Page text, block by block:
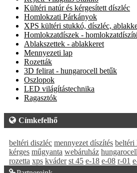
Kültéri natúr és kérgesített díszléc
Homlokzati Párkányok
XPS kültéri stukkó, díszléc,
Homlokzatdíszek -
Ablakszettek - ablakkeret
Mennyezeti lap
Rozetták
3D felirat - hungarocell betűk
Oszlopok
LED világítástechnika
Ragasztók
Címkefelhő
beltéri diszléc mennyezet díszítés beltéri
kérges műgyanta webáruház hungarocell
rozetta xps kváder st 45 e-18 e-08 r-01